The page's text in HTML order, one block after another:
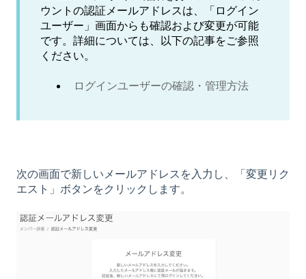
ウントの認証メールアドレスは、「ログイン
ユーザー」画面からも確認および変更が可能
です。詳細については、以下の記事をご参照
ください。
ログインユーザーの確認・管理方法
次の画面で新しいメールアドレスを入力し、「変更リク
エスト」ボタンをクリックします。